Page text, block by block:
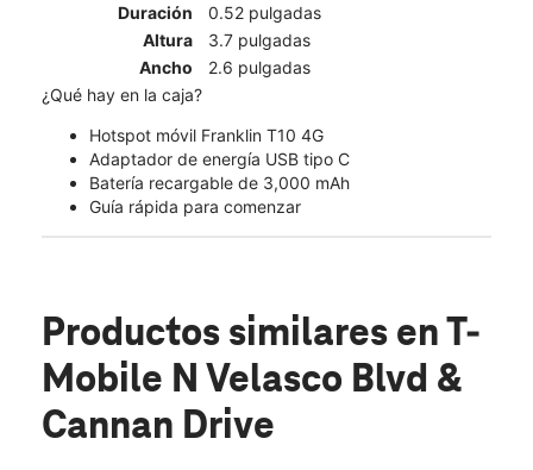
Duración
0.52 pulgadas
Altura
3.7 pulgadas
Ancho
2.6 pulgadas
¿Qué hay en la caja?
Hotspot móvil Franklin T10 4G
Adaptador de energía USB tipo C
Batería recargable de 3,000 mAh
Guía rápida para comenzar
Productos similares en T-
Mobile N Velasco Blvd &
Cannan Drive